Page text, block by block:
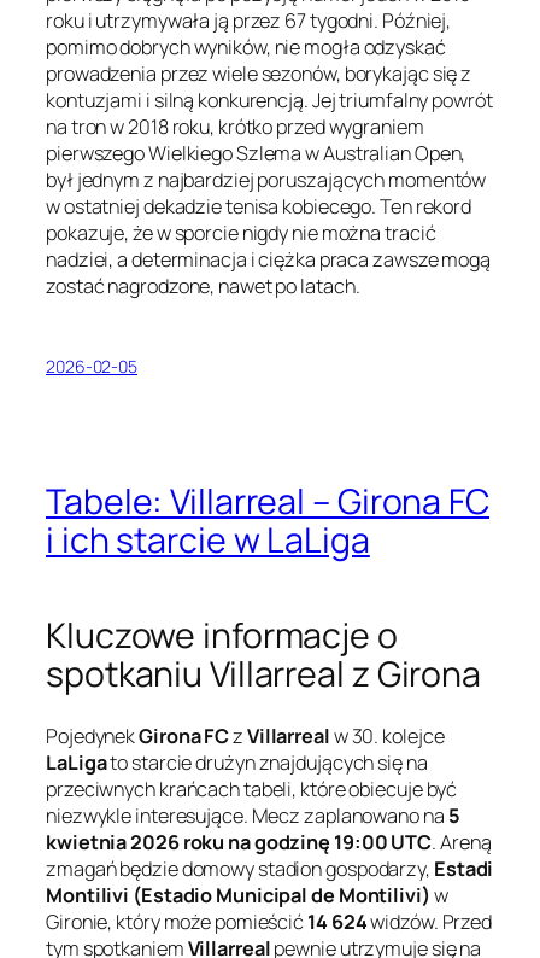
roku i utrzymywała ją przez 67 tygodni. Później,
pomimo dobrych wyników, nie mogła odzyskać
prowadzenia przez wiele sezonów, borykając się z
kontuzjami i silną konkurencją. Jej triumfalny powrót
na tron w 2018 roku, krótko przed wygraniem
pierwszego Wielkiego Szlema w Australian Open,
był jednym z najbardziej poruszających momentów
w ostatniej dekadzie tenisa kobiecego. Ten rekord
pokazuje, że w sporcie nigdy nie można tracić
nadziei, a determinacja i ciężka praca zawsze mogą
zostać nagrodzone, nawet po latach.
2026-02-05
Tabele: Villarreal – Girona FC
i ich starcie w LaLiga
Kluczowe informacje o
spotkaniu Villarreal z Girona
PojedynekGirona FCzVillarrealw 30. kolejce
LaLigato starcie drużyn znajdujących się na
przeciwnych krańcach tabeli, które obiecuje być
niezwykle interesujące. Mecz zaplanowano na 5
kwietnia 2026 roku na godzinę 19:00 UTC. Areną
zmagań będzie domowy stadion gospodarzy, Estadi
Montilivi (Estadio Municipal de Montilivi) w
Gironie, który może pomieścić 14 624widzów. Przed
tym spotkaniemVillarrealpewnie utrzymuje się na